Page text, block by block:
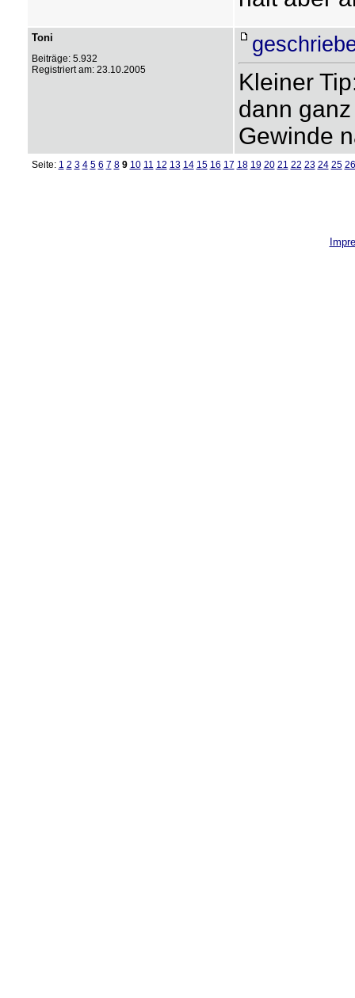
Toni
Beiträge: 5.932
Registriert am: 23.10.2005
Kleiner
dann
Gewinde
Seite: 1 2 3 4 5 6 7 8 9 10 11 12 13 14 15 16 17 18 19 20 21 22 23 24 25 26